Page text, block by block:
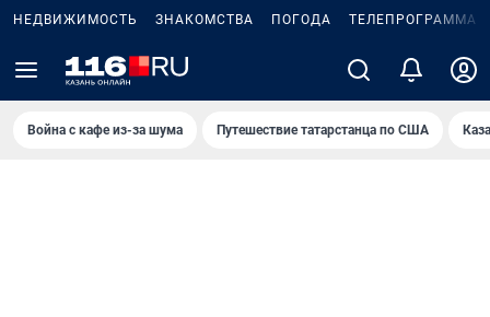
НЕДВИЖИМОСТЬ ЗНАКОМСТВА ПОГОДА ТЕЛЕПРОГРАММА
Война с кафе из-за шума Путешествие татарстанца по США